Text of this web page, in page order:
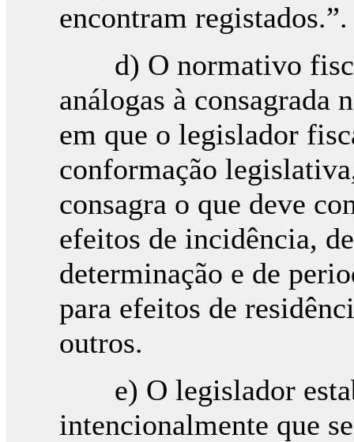
encontram registados.”.
d) O normativo
análogas à consagrada
em que o legislador
conformação
consagra o que deve
efeitos de incidência,
determinação e de
para efeitos de
outros.
e) O legislador
intencionalmente que